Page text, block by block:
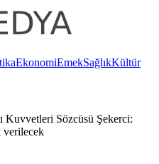
EkonomiEmekSağlıkKültür
Kuvvetleri Sözcüsü Şekerci:
verilecek